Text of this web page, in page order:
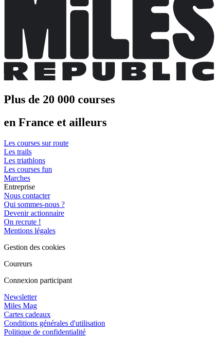
Plus de 20 000 courses
en France et ailleurs
Les courses sur route
Les trails
Les triathlons
Les courses fun
Marches
Entreprise
Nous contacter
Qui sommes-nous ?
Devenir actionnaire
On recrute !
Mentions légales
Gestion des cookies
Coureurs
Connexion participant
Newsletter
Miles Mag
Cartes cadeaux
Conditions générales d'utilisation
Politique de confidentialité